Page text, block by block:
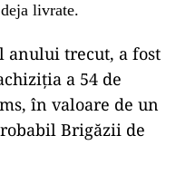
livrate.
anului trecut, a fost
a 54 de
în valoare de un
Brigăzii de